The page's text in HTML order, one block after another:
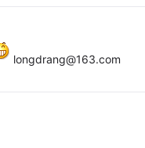
longdrang@163.com